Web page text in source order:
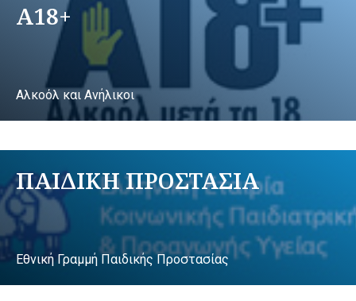
A18+
Αλκοόλ και Ανήλικοι
ΠΑΙΔΙΚΗ ΠΡΟΣΤΑΣΙΑ
Εθνική Γραμμή Παιδικής Προστασίας